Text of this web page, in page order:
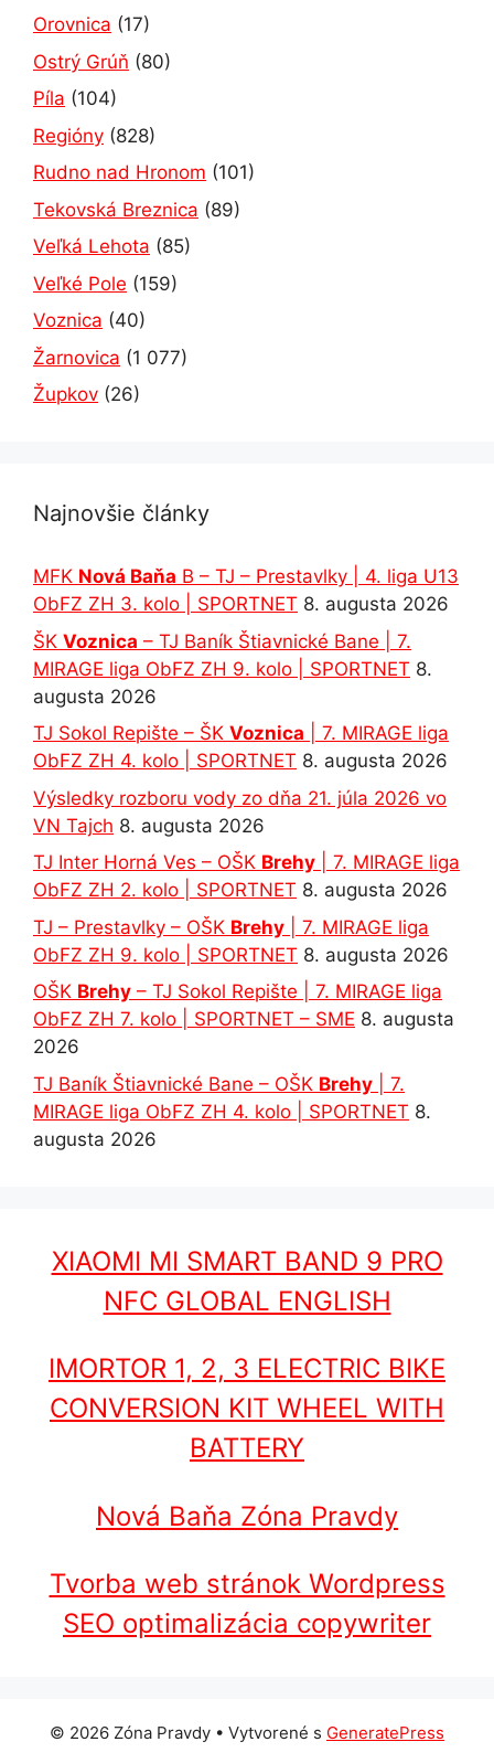
Orovnica (17)
Ostrý Grúň (80)
Píla (104)
Regióny (828)
Rudno nad Hronom (101)
Tekovská Breznica (89)
Veľká Lehota (85)
Veľké Pole (159)
Voznica (40)
Žarnovica (1 077)
Župkov (26)
Najnovšie články
MFK Nová Baňa B – TJ – Prestavlky | 4. liga U13
ObFZ ZH 3. kolo | SPORTNET 8. augusta 2026
ŠK Voznica – TJ Baník Štiavnické Bane | 7.
MIRAGE liga ObFZ ZH 9. kolo | SPORTNET 8.
augusta 2026
TJ Sokol Repište – ŠK Voznica | 7. MIRAGE liga
ObFZ ZH 4. kolo | SPORTNET 8. augusta 2026
Výsledky rozboru vody zo dňa 21. júla 2026 vo
VN Tajch 8. augusta 2026
TJ Inter Horná Ves – OŠK Brehy | 7. MIRAGE liga
ObFZ ZH 2. kolo | SPORTNET 8. augusta 2026
TJ – Prestavlky – OŠK Brehy | 7. MIRAGE liga
ObFZ ZH 9. kolo | SPORTNET 8. augusta 2026
OŠK Brehy – TJ Sokol Repište | 7. MIRAGE liga
ObFZ ZH 7. kolo | SPORTNET – SME 8. augusta
2026
TJ Baník Štiavnické Bane – OŠK Brehy | 7.
MIRAGE liga ObFZ ZH 4. kolo | SPORTNET 8.
augusta 2026
XIAOMI MI SMART BAND 9 PRO
NFC GLOBAL ENGLISH
IMORTOR 1, 2, 3 ELECTRIC BIKE
CONVERSION KIT WHEEL WITH
BATTERY
Nová Baňa Zóna Pravdy
Tvorba web stránok Wordpress
SEO optimalizácia copywriter
© 2026 Zóna Pravdy • Vytvorené s GeneratePress